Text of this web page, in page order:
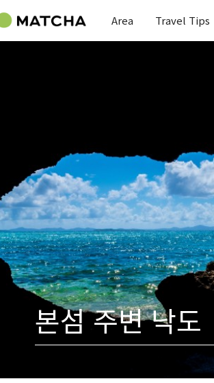
Area Travel Tips
본섬 주변 낙도